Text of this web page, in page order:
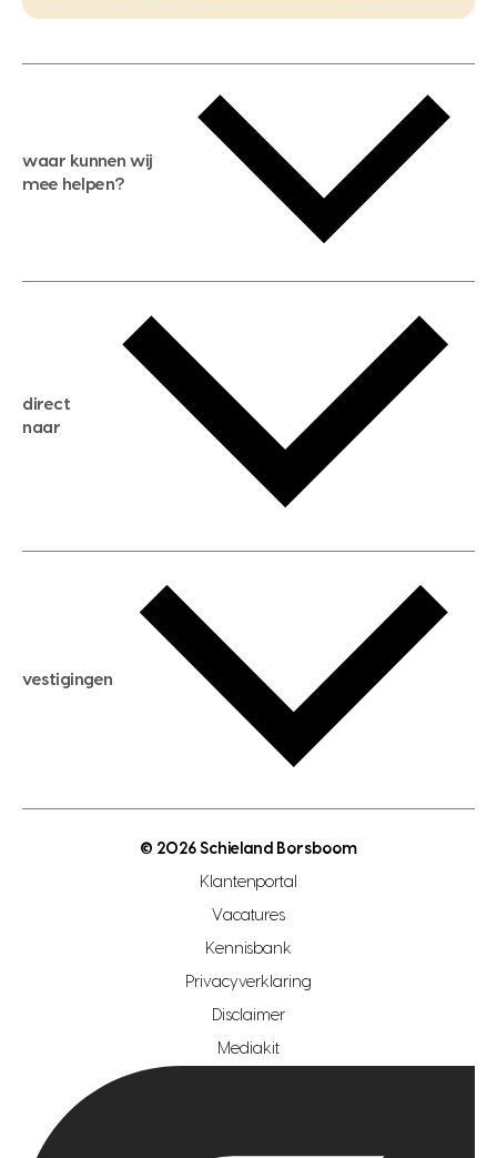
waar kunnen wij
mee helpen?
gratis zoekservice
huis verkopen
huis kopen
aankoopadvies
verkoopadvies
hypotheekadvies
direct
naar
hypotheek berekenen
maximale hypotheek berekenen
hypotheek bespaarcheck
gratis zoekprofiel aanmaken
open woningwaarde dag
vestigingen
makelaar regio zoetermeer
hypotheekshop regio den haag
hypotheekshop regio rotterdam
© 2026 Schieland Borsboom
Klantenportal
Vacatures
Kennisbank
Privacyverklaring
Disclaimer
Mediakit